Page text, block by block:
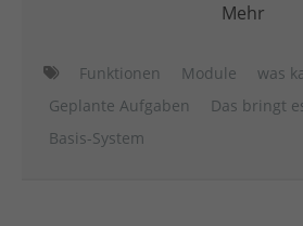
Mehr
Funktionen Module
was
Geplante Aufgaben
Das bringt
Basis-System